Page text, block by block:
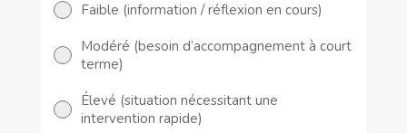
Faible (information / réflexion en cours)
Modéré (besoin d’accompagnement à court
terme)
Élevé (situation nécessitant une
intervention rapide)